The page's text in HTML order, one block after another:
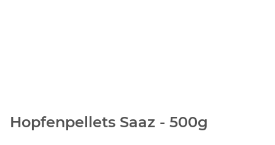
Hopfenpellets Saaz - 500g